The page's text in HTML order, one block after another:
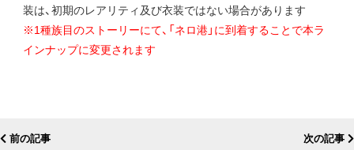
装は、初期のレアリティ及び衣装ではない場合があります
※1種族目のストーリーにて、「ネロ港」に到着することで本ラ
インナップに変更されます
前の記事 次の記事